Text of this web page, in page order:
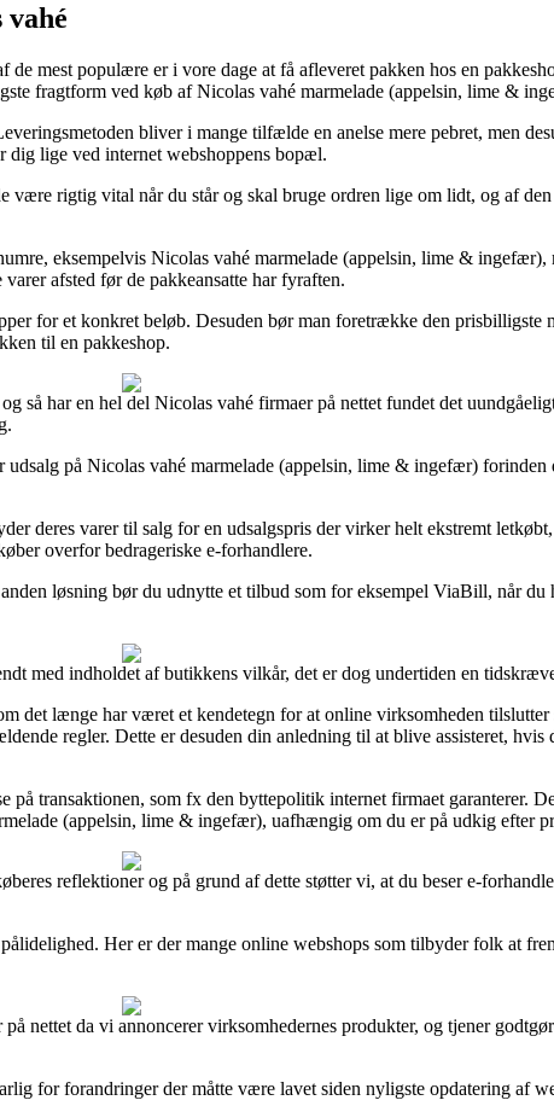
mest populære er i vore dage at få afleveret pakken hos en
fragtform ved køb af Nicolas vahé marmelade (appelsin, lime &
bliver i mange tilfælde en anelse mere pebret, men
lige ved internet webshoppens bopæl.
rigtig vital når du står og skal bruge ordren lige om lidt, og af
eksempelvis Nicolas vahé marmelade (appelsin, lime &
afsted før de pakkeansatte har fyraften.
for et konkret beløb. Desuden bør man foretrække den
til en pakkeshop.
så har en hel del Nicolas vahé firmaer på nettet fundet det
på Nicolas vahé marmelade (appelsin, lime & ingefær) forinden
deres varer til salg for en udsalgspris der virker helt ekstremt
overfor bedrageriske e-forhandlere.
løsning bør du udnytte et tilbud som for eksempel ViaBill, når
med indholdet af butikkens vilkår, det er dog undertiden en
det længe har været et kendetegn for at online virksomheden
regler. Dette er desuden din anledning til at blive assisteret,
transaktionen, som fx den byttepolitik internet firmaet garanterer.
(appelsin, lime & ingefær), uafhængig om du er på udkig efter
reflektioner og på grund af dette støtter vi, at du beser e-
Her er der mange online webshops som tilbyder folk at
nettet da vi annoncerer virksomhedernes produkter, og tjener
for forandringer der måtte være lavet siden nyligste opdatering af